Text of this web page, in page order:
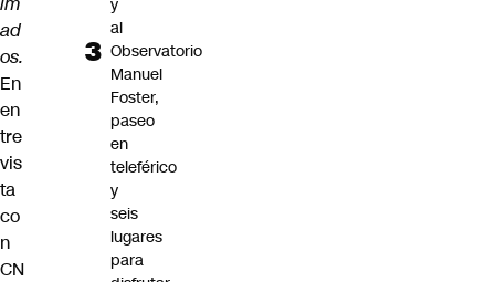
ad
os.
En
en
tre
vis
ta
co
n
CN
y
al
Observatorio
Manuel
Foster,
paseo
en
teleférico
y
seis
lugares
para